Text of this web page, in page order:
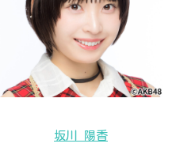
坂川 陽香